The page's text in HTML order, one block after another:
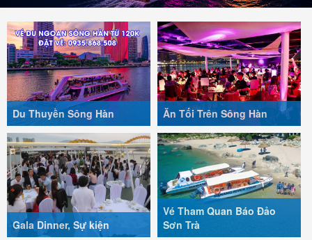
Du Thuyền Sông Hàn Ăn Tối Trên Sông Hàn
Gala Dinner, Sự kiện
Vé Tham Quan Báo Đảo
Sơn Trà